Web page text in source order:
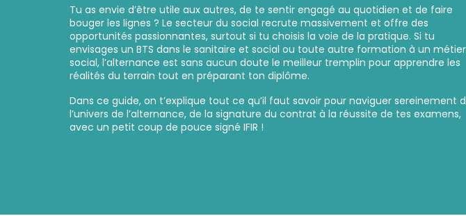
Tu as envie d’être utile aux autres, de te sentir engagé au quotidien et de faire
bouger les lignes ? Le secteur du social recrute massivement et offre des
opportunités passionnantes, surtout si tu choisis la voie de la pratique. Si tu
envisages un BTS dans le sanitaire et social ou toute autre formation à un métier
social, l’alternance est sans aucun doute le meilleur tremplin pour apprendre les
réalités du terrain tout en préparant ton diplôme.
Dans ce guide, on t’explique tout ce qu’il faut savoir pour naviguer sereinement
l’univers de l’alternance, de la signature du contrat à la réussite de tes examens,
avec un petit coup de pouce signé IFIR !